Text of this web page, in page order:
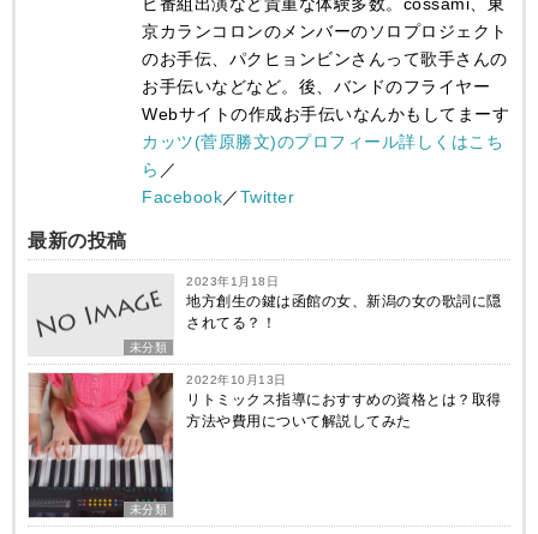
京カランコロンのメンバーのソロプロジェクト
のお手伝、パクヒョンビンさんって歌手さんの
お手伝いなどなど。後、バンドのフライヤー
Webサイトの作成お手伝いなんかもしてまーす
カッツ(菅原勝文)のプロフィール詳しくはこち
ら ／
Facebook／Twitter
最新の投稿
未分類
2023年1月18日
地方創生の鍵は函館の女、新潟の女の歌詞に隠
されてる？！
未分類
2022年10月13日
リトミックス指導におすすめの資格とは？取得
方法や費用について解説してみた